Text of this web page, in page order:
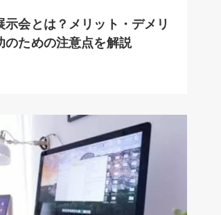
示会とは？メリット・デメリ
のための注意点を解説